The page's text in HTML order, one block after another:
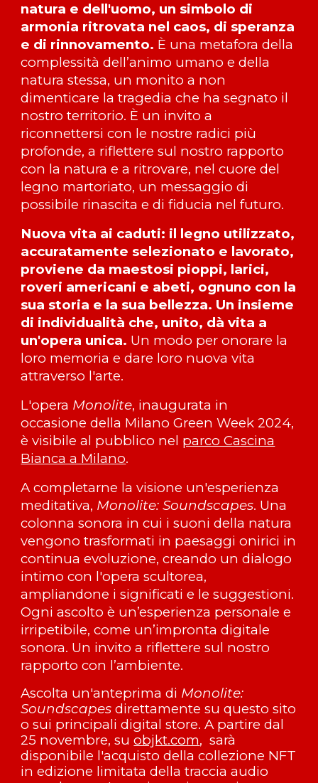
natura e dell'uomo, un simbolo di
armonia ritrovata nel caos, di speranza
e di rinnovamento. È una metafora della
complessità dell’animo umano e della
natura stessa, un monito a non
dimenticare la tragedia che ha segnato il
nostro territorio. È un invito a
riconnettersi con le nostre radici più
profonde, a riflettere sul nostro rapporto
con la natura e a ritrovare, nel cuore del
legno martoriato, un messaggio di
possibile rinascita e di fiducia nel futuro.
Nuova vita ai caduti: il legno utilizzato,
accuratamente selezionato e lavorato,
proviene da maestosi pioppi, larici,
roveri americani e abeti, ognuno con la
sua storia e la sua bellezza. Un insieme
di individualità che, unito, dà vita a
un'opera unica. Un modo per onorare la
loro memoria e dare loro nuova vita
attraverso l'arte.
L'opera Monolite, inaugurata in
occasione della Milano Green Week 2024,
è visibile al pubblico nel parco Cascina
Bianca a Milano.
A completarne la visione un'esperienza
meditativa, Monolite: Soundscapes. Una
colonna sonora in cui i suoni della natura
vengono trasformati in paesaggi onirici in
continua evoluzione, creando un dialogo
intimo con l'opera scultorea,
ampliandone i significati e le suggestioni.
Ogni ascolto è un’esperienza personale e
irripetibile, come un’impronta digitale
sonora. Un invito a riflettere sul nostro
rapporto con l’ambiente.
Ascolta un'anteprima di Monolite:
Soundscapes direttamente su questo sito
o sui principali digital store. A partire dal
25 novembre,su objkt.com, sarà
disponibile l'acquisto della collezione NFT
in edizione limitata della traccia audio